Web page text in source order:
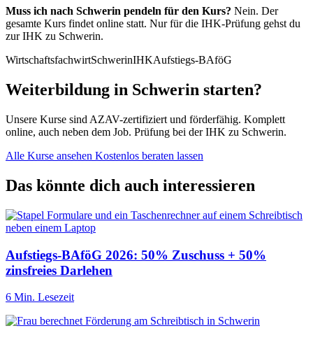
Muss ich nach Schwerin pendeln für den Kurs? Nein. Der
gesamte Kurs findet online statt. Nur für die IHK-Prüfung gehst du
zur IHK zu Schwerin.
WirtschaftsfachwirtSchwerinIHKAufstiegs-BAföG
Weiterbildung in Schwerin starten?
Unsere Kurse sind AZAV-zertifiziert und förderfähig. Komplett
online, auch neben dem Job. Prüfung bei der IHK zu Schwerin.
Alle Kurse ansehen Kostenlos beraten lassen
Das könnte dich auch interessieren
Aufstiegs-BAföG 2026: 50% Zuschuss + 50%
zinsfreies Darlehen
6 Min. Lesezeit